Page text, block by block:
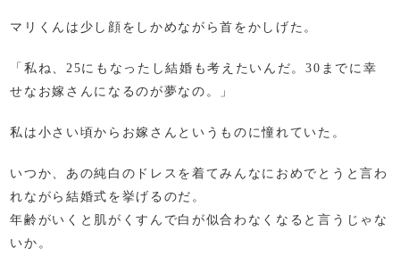
マリくんは少し顔をしかめながら首をかしげた。
「私ね、25にもなったし結婚も考えたいんだ。30までに幸
せなお嫁さんになるのが夢なの。」
私は小さい頃からお嫁さんというものに憧れていた。
いつか、あの純白のドレスを着てみんなにおめでとうと言わ
れながら結婚式を挙げるのだ。
年齢がいくと肌がくすんで白が似合わなくなると言うじゃな
いか。